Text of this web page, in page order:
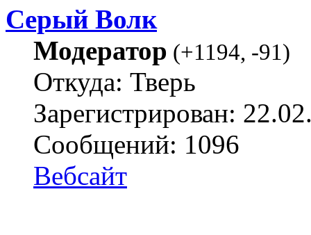
Серый Волк
Модератор (+1194, -91)
Откуда: Тверь
Зарегистрирован:
Сообщений: 1096
Вебсайт